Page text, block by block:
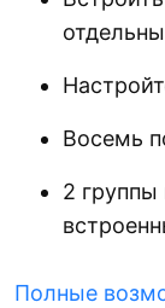
Восемь
2
Полные